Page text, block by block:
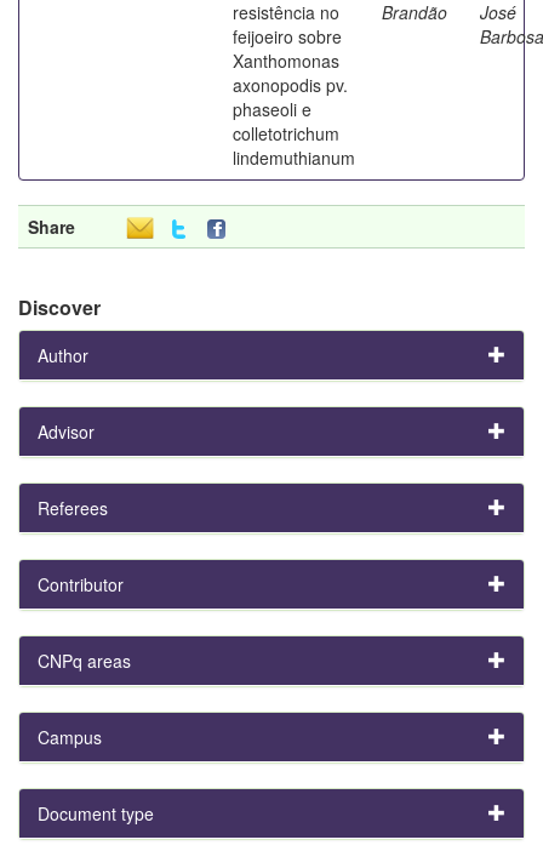
resistência no
feijoeiro sobre
Xanthomonas
axonopodis pv.
phaseoli e
colletotrichum
lindemuthianum
Brandão
José
Barbosa
Share
Discover
Author
Advisor
Referees
Contributor
CNPq areas
Campus
Document type